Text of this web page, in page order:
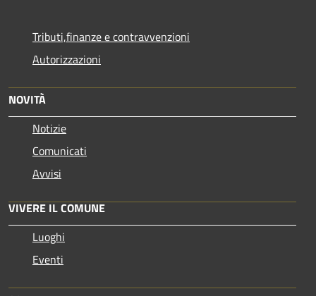
Tributi,finanze e contravvenzioni
Autorizzazioni
NOVITÀ
Notizie
Comunicati
Avvisi
VIVERE IL COMUNE
Luoghi
Eventi